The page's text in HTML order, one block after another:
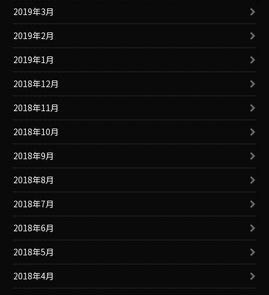
2019年3月
2019年2月
2019年1月
2018年12月
2018年11月
2018年10月
2018年9月
2018年8月
2018年7月
2018年6月
2018年5月
2018年4月